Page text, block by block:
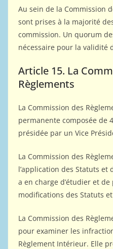
Au sein de la Commission
sont prises à la majorité
commission. Un quorum
nécessaire pour la validité
Article 15. La
Règlements
La Commission des
permanente composée de
présidée par un Vice
La Commission des
l’application des Statuts et
a en charge d’étudier et
modifications des Statuts
La Commission des
pour examiner les
Règlement Intérieur. Elle